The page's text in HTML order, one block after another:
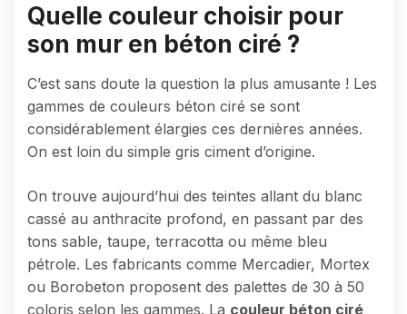
Quelle couleur choisir pour
son mur en béton ciré ?
C’est sans doute la question la plus amusante ! Les
gammes de couleurs béton ciré se sont
considérablement élargies ces dernières années.
On est loin du simple gris ciment d’origine.
On trouve aujourd’hui des teintes allant du blanc
cassé au anthracite profond, en passant par des
tons sable, taupe, terracotta ou même bleu
pétrole. Les fabricants comme Mercadier, Mortex
ou Borobeton proposent des palettes de 30 à 50
coloris selon les gammes. La couleur béton ciré